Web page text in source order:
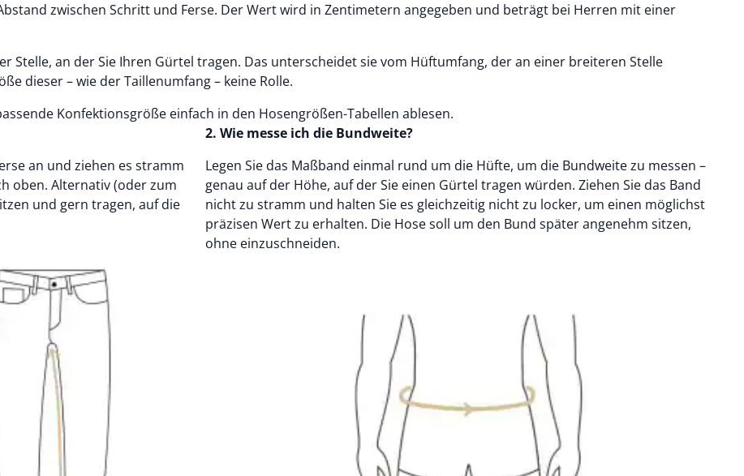
zwischen Schritt und Ferse. Der Wert wird in Zentimetern angegeben und beträgt bei Herren mit einer
Stelle, an der Sie Ihren Gürtel tragen. Das unterscheidet sie vom Hüftumfang, der an einer breiteren Stelle
dieser – wie der Taillenumfang – keine Rolle.
Konfektionsgröße einfach in den Hosengrößen-Tabellen ablesen.
an und ziehen es stramm
oben. Alternativ (oder zum
und gern tragen, auf die
2. Wie messe ich die Bundweite?
Legen Sie das Maßband einmal rund um die Hüfte, um die Bundweite zu messen –
genau auf der Höhe, auf der Sie einen Gürtel tragen würden. Ziehen Sie das Band
nicht zu stramm und halten Sie es gleichzeitig nicht zu locker, um einen möglichst
präzisen Wert zu erhalten. Die Hose soll um den Bund später angenehm sitzen,
ohne einzuschneiden.